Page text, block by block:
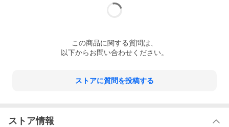
この商品に関する質問は、
以下からお問い合わせください。
ストアに質問を投稿する
ストア情報